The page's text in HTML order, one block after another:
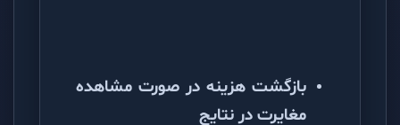
بازگشت هزینه در صورت مشاهده
مغایرت در نتایج